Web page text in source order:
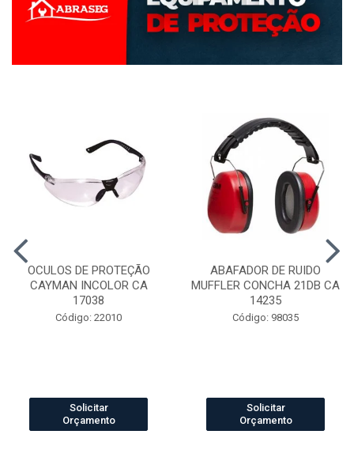
OCULOS DE PROTEÇÃO
CAYMAN INCOLOR CA
17038
Código: 22010
Solicitar
Orçamento
ABAFADOR DE RUIDO
MUFFLER CONCHA 21DB CA
14235
Código: 98035
Solicitar
Orçamento